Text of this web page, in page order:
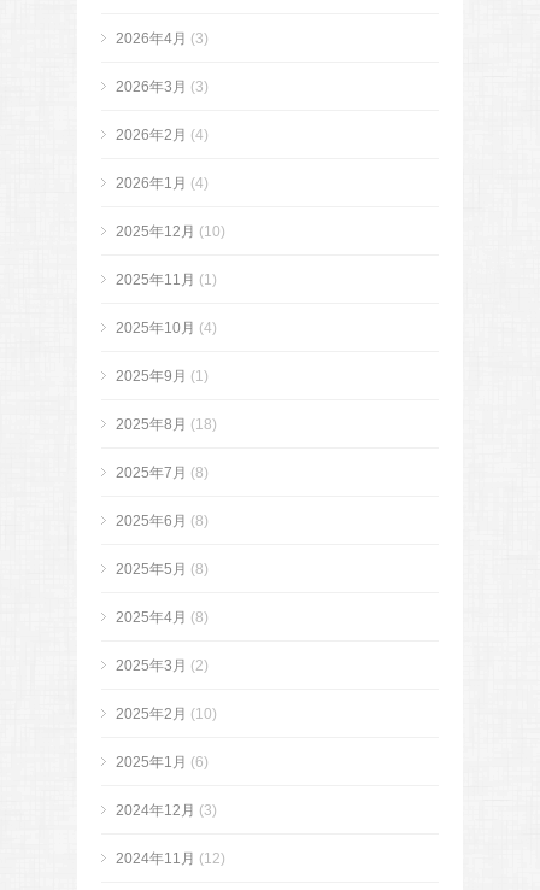
2026年4月 (3)
2026年3月 (3)
2026年2月 (4)
2026年1月 (4)
2025年12月 (10)
2025年11月 (1)
2025年10月 (4)
2025年9月 (1)
2025年8月 (18)
2025年7月 (8)
2025年6月 (8)
2025年5月 (8)
2025年4月 (8)
2025年3月 (2)
2025年2月 (10)
2025年1月 (6)
2024年12月 (3)
2024年11月 (12)